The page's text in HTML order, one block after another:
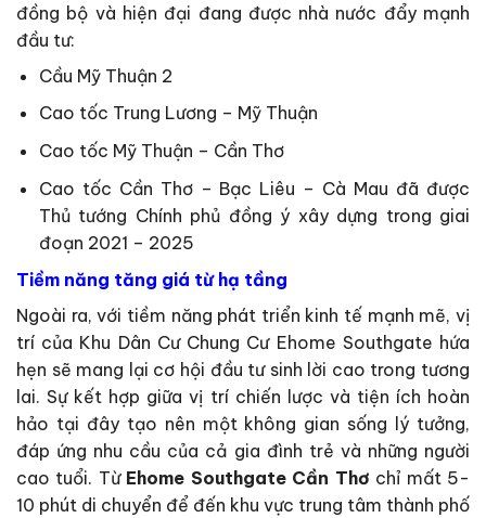
đồng bộ và hiện đại đang được nhà nước đẩy mạnh
đầu tư:
Cầu Mỹ Thuận 2
Cao tốc Trung Lương – Mỹ Thuận
Cao tốc Mỹ Thuận – Cần Thơ
Cao tốc Cần Thơ – Bạc Liêu – Cà Mau đã được
Thủ tướng Chính phủ đồng ý xây dựng trong giai
đoạn 2021 – 2025
Tiềm năng tăng giá từ hạ tầng
Ngoài ra, với tiềm năng phát triển kinh tế mạnh mẽ, vị
trí của Khu Dân Cư Chung Cư Ehome Southgate hứa
hẹn sẽ mang lại cơ hội đầu tư sinh lời cao trong tương
lai. Sự kết hợp giữa vị trí chiến lược và tiện ích hoàn
hảo tại đây tạo nên một không gian sống lý tưởng,
đáp ứng nhu cầu của cả gia đình trẻ và những người
cao tuổi. Từ Ehome Southgate Cần Thơ chỉ mất 5-
10 phút di chuyển để đến khu vực trung tâm thành phố